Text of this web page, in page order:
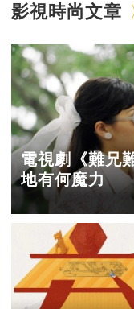
影視時尚文章
電視劇《難兄
地有何魔力